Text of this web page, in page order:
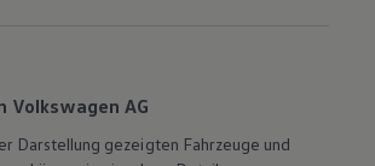
Volkswagen AG
Darstellung gezeigten Fahrzeuge und